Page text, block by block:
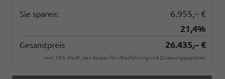
Sie sparen:
6.955,– €
21,4%
Gesamtpreis 26.435,– €
incl. 19% MwSt., den Kosten für Überführung und Zulassungspapieren